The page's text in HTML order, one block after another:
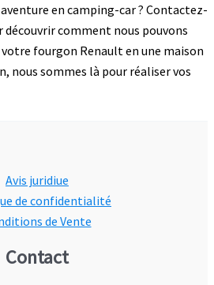
en camping-car ? Contactez-
découvrir comment nous pouvons
fourgon Renault en une maison
nous sommes là pour réaliser vos
Avis juridiue
de confidentialité
de Vente
Contact